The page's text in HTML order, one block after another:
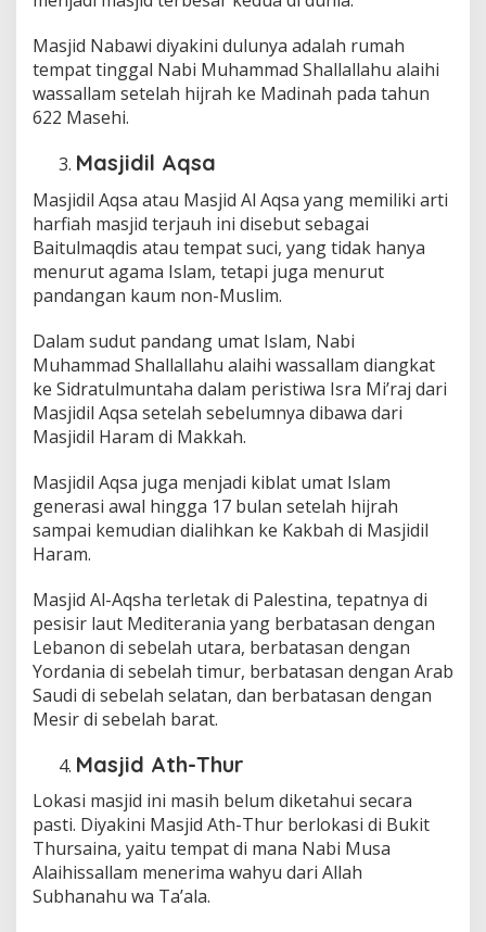
Masjid Nabawi diyakini dulunya adalah rumah
tempat tinggal Nabi Muhammad Shallallahu alaihi
wassallam setelah hijrah ke Madinah pada tahun
622 Masehi.
Masjidil Aqsa
Masjidil Aqsa atau Masjid Al Aqsa yang memiliki arti
harfiah masjid terjauh ini disebut sebagai
Baitulmaqdis atau tempat suci, yang tidak hanya
menurut agama Islam, tetapi juga menurut
pandangan kaum non-Muslim.
Dalam sudut pandang umat Islam, Nabi
Muhammad Shallallahu alaihi wassallam diangkat
ke Sidratulmuntaha dalam peristiwa Isra Mi’raj dari
Masjidil Aqsa setelah sebelumnya dibawa dari
Masjidil Haram di Makkah.
Masjidil Aqsa juga menjadi kiblat umat Islam
generasi awal hingga 17 bulan setelah hijrah
sampai kemudian dialihkan ke Kakbah di Masjidil
Haram.
Masjid Al-Aqsha terletak di Palestina, tepatnya di
pesisir laut Mediterania yang berbatasan dengan
Lebanon di sebelah utara, berbatasan dengan
Yordania di sebelah timur, berbatasan dengan Arab
Saudi di sebelah selatan, dan berbatasan dengan
Mesir di sebelah barat.
Masjid Ath-Thur
Lokasi masjid ini masih belum diketahui secara
pasti. Diyakini Masjid Ath-Thur berlokasi di Bukit
Thursaina, yaitu tempat di mana Nabi Musa
Alaihissallam menerima wahyu dari Allah
Subhanahu wa Ta’ala.